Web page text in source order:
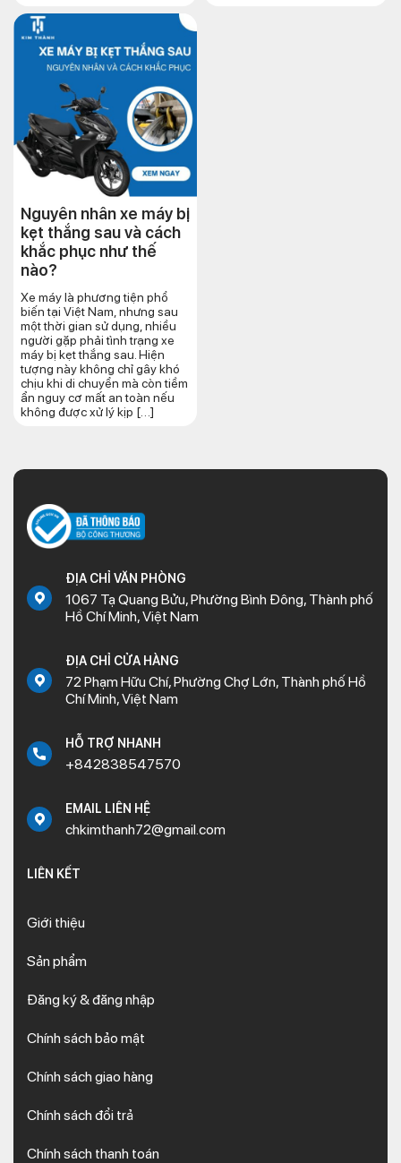
Nguyên nhân xe máy bị
kẹt thắng sau và cách
khắc phục như thế
nào?
Xe máy là phương tiện phổ
biến tại Việt Nam, nhưng sau
một thời gian sử dụng, nhiều
người gặp phải tình trạng xe
máy bị kẹt thắng sau. Hiện
tượng này không chỉ gây khó
chịu khi di chuyển mà còn tiềm
ẩn nguy cơ mất an toàn nếu
không được xử lý kịp […]
ĐỊA CHỈ VĂN PHÒNG
1067 Tạ Quang Bửu, Phường Bình Đông, Thành phố
Hồ Chí Minh, Việt Nam
ĐỊA CHỈ CỬA HÀNG
72 Phạm Hữu Chí, Phường Chợ Lớn, Thành phố Hồ
Chí Minh, Việt Nam
HỖ TRỢ NHANH
+842838547570
EMAIL LIÊN HỆ
chkimthanh72@gmail.com
LIÊN KẾT
Giới thiệu
Sản phẩm
Đăng ký & đăng nhập
Chính sách bảo mật
Chính sách giao hàng
Chính sách đổi trả
Chính sách thanh toán